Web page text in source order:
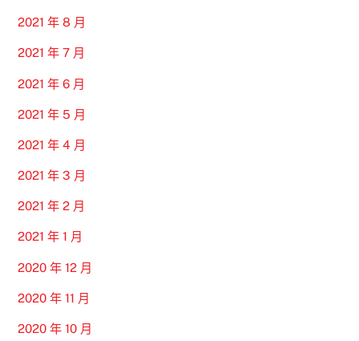
2021 年 8 月
2021 年 7 月
2021 年 6 月
2021 年 5 月
2021 年 4 月
2021 年 3 月
2021 年 2 月
2021 年 1 月
2020 年 12 月
2020 年 11 月
2020 年 10 月